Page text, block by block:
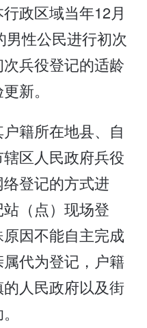
政区域当年12月
性公民进行初次
兵役登记的适龄
新。
籍所在地县、自
区人民政府兵役
登记的方式进
（点）现场登
因不能自主完成
代为登记，户籍
人民政府以及街